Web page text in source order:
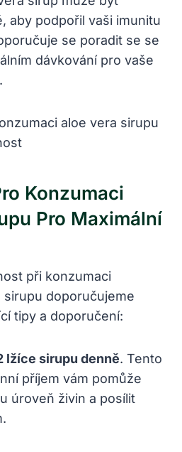
aby podpořil vaši imunitu
se poradit se se
dávkování pro vaše
Konzumaci
Pro Maximální
při konzumaci
sirupu doporučujeme
tipy a doporučení:
lžíce sirupu denně. Tento
příjem vám pomůže
úroveň živin a posílit